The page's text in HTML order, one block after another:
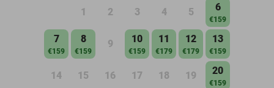
1 2 3 4 5 6
€159
7
€159
8
€159
9 10
€159
11
€179
12
€179
13
€159
14 15 16 17 18 19 20
€159